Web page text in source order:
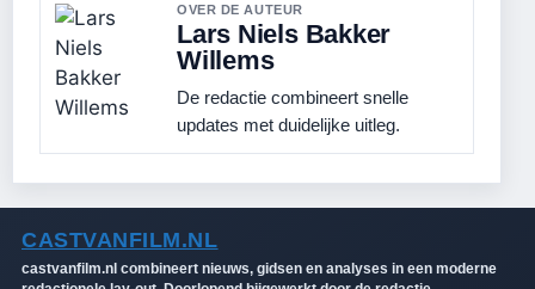
OVER DE AUTEUR
Lars Niels Bakker
Willems
De redactie combineert snelle
updates met duidelijke uitleg.
CASTVANFILM.NL
castvanfilm.nl combineert nieuws, gidsen en analyses in een moderne